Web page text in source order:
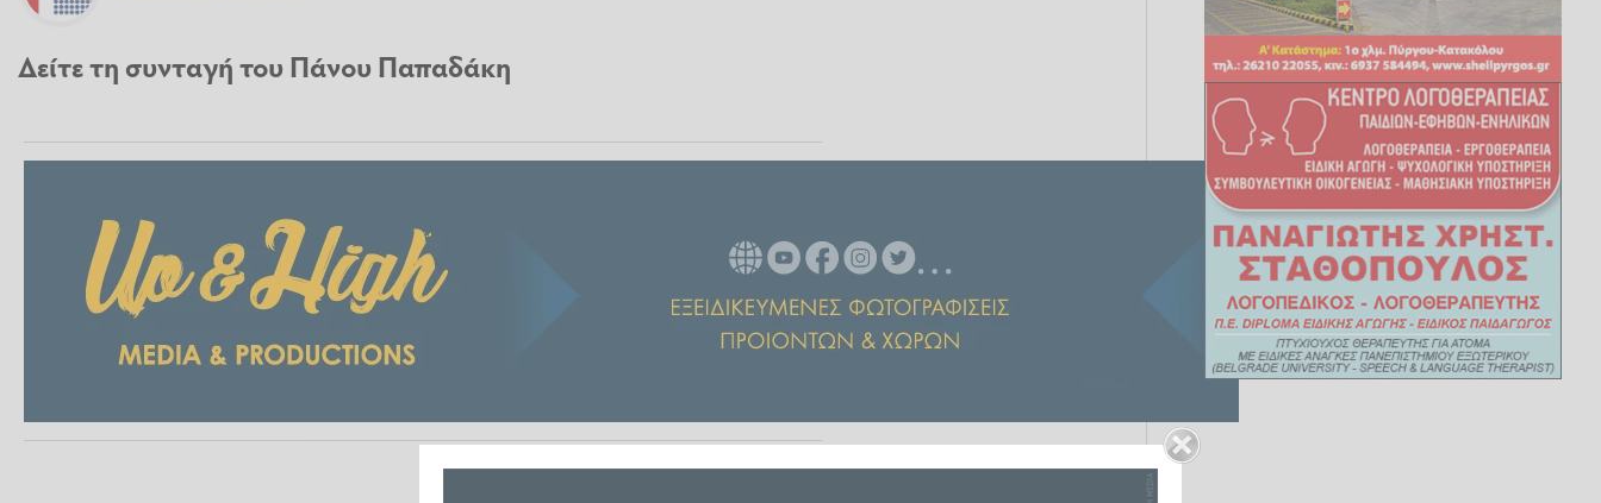
Δείτε τη συνταγή του Πάνου Παπαδάκη